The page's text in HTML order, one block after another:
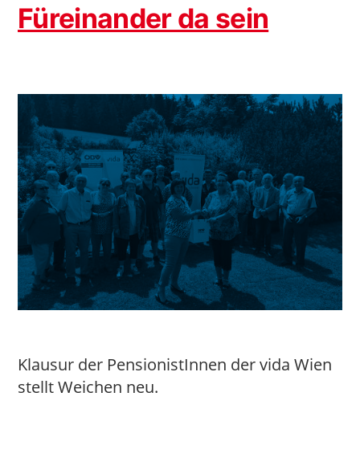
Füreinander da sein
Klausur der PensionistInnen der vida Wien
stellt Weichen neu.